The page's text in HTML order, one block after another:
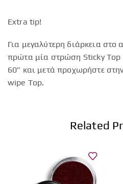
Extra tip!
Για μεγαλύτερη διάρκεια στο
πρώτα μία στρώση Sticky Top
60” και μετά προχωρήστε
wipe Top.
Related